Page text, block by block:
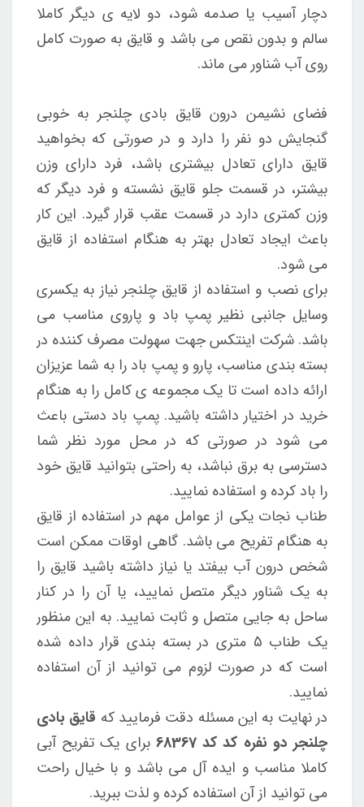
دچار آسیب یا صدمه شود، دو لایه ی دیگر کاملا
سالم و بدون نقص می باشد و قایق به صورت کامل
روی آب شناور می ماند.
فضای نشیمن درون قایق بادی چلنجر به خوبی
گنجایش دو نفر را دارد و در صورتی که بخواهید
قایق دارای تعادل بیشتری باشد، فرد دارای وزن
بیشتر، در قسمت جلو قایق نشسته و فرد دیگر که
وزن کمتری دارد در قسمت عقب قرار گیرد. این کار
باعث ایجاد تعادل بهتر به هنگام استفاده از قایق
می شود.
برای نصب و استفاده از قایق چلنجر نیاز به یکسری
وسایل جانبی نظیر پمپ باد و پاروی مناسب می
باشد. شرکت اینتکس جهت سهولت مصرف کننده در
بسته بندی مناسب، پارو و پمپ باد را به شما عزیزان
ارائه داده است تا یک مجموعه ی کامل را به هنگام
خرید در اختیار داشته باشید. پمپ باد دستی باعث
می شود در صورتی که در محل مورد نظر شما
دسترسی به برق نباشد، به راحتی بتوانید قایق خود
را باد کرده و استفاده نمایید.
طناب نجات یکی از عوامل مهم در استفاده از قایق
به هنگام تفریح می باشد. گاهی اوقات ممکن است
شخص درون آب بیفتد یا نیاز داشته باشید قایق را
به یک شناور دیگر متصل نمایید، یا آن را در کنار
ساحل به جایی متصل و ثابت نمایید. به این منظور
یک طناب 5 متری در بسته بندی قرار داده شده
است که در صورت لزوم می توانید از آن استفاده
نمایید.
در نهایت به این مسئله دقت فرمایید که قایق بادی
چلنجر دو نفره کد کد 68367
برای یک تفریح آبی
کاملا مناسب و ایده آل می باشد و با خیال راحت
می توانید از آن استفاده کرده و لذت ببرید.